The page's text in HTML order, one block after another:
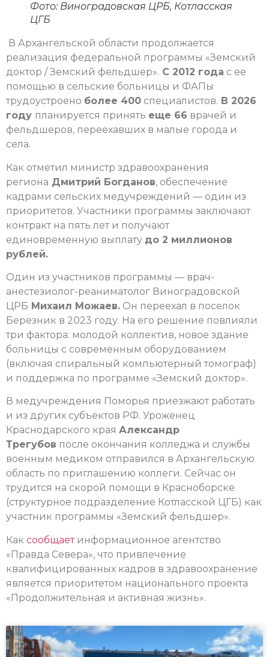
Фото: Виноградовская ЦРБ, Котласская
ЦГБ
В Архангельской области продолжается
реализация федеральной программы «Земский
доктор / Земский фельдшер». С 2012 года с ее
помощью в сельские больницы и ФАПы
трудоустроено более 400 специалистов. В 2026
году планируется принять еще 66 врачей и
фельдшеров, переехавших в малые города и
села.
Как отметил министр здравоохранения
региона Дмитрий Богданов, обеспечение
кадрами сельских медучреждений — один из
приоритетов. Участники программы заключают
контракт на пять лет и получают
единовременную выплату до 2 миллионов
рублей.
Один из участников программы — врач-
анестезиолог-реаниматолог Виноградовской
ЦРБ Михаил Можаев. Он переехал в поселок
Березник в 2023 году. На его решение повлияли
три фактора: молодой коллектив, новое здание
больницы с современным оборудованием
(включая спиральный компьютерный томограф)
и поддержка по программе «Земский доктор».
В медучреждения Поморья приезжают работать
и из других субъектов РФ. Уроженец
Краснодарского края Александр
Трегубов после окончания колледжа и службы
военным медиком отправился в Архангельскую
область по приглашению коллеги. Сейчас он
трудится на скорой помощи в Красноборске
(структурное подразделение Котласской ЦГБ) как
участник программы «Земский фельдшер».
Как сообщаетинформационное агентство
«Правда Севера», что привлечение
квалифицированных кадров в здравоохранение
является приоритетом национального проекта
«Продолжительная и активная жизнь».